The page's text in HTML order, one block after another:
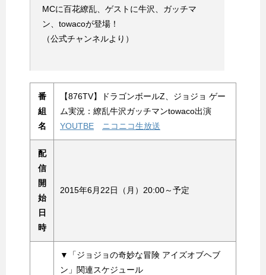
MCに百花繚乱、ゲストに牛沢、ガッチマ
ン、towacoが登場！
（公式チャンネルより）
番
組
名
【876TV】ドラゴンボールZ、ジョジョ ゲー
ム実況：繚乱牛沢ガッチマンtowaco出演
YOUTBE
ニコニコ生放送
配
信
開
始
日
時
2015年6月22日（月）20:00～予定
▼「ジョジョの奇妙な冒険 アイズオブヘブ
ン」関連スケジュール